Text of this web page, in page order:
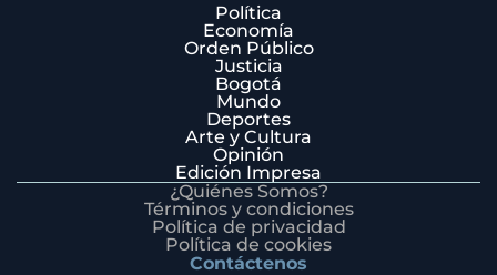
Política
Economía
Orden Público
Justicia
Bogotá
Mundo
Deportes
Arte y Cultura
Opinión
Edición Impresa
¿Quiénes Somos?
Términos y condiciones
Política de privacidad
Política de cookies
Contáctenos